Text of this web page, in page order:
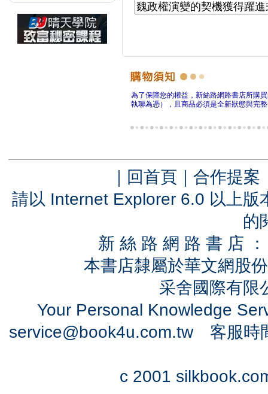
為了保障您的權益，新絲路網路書店所購
執聯為憑），且商品必須是全新狀態與完
｜ 回首頁 ｜ 合作提案
請以 Internet Explorer 6.0 以上
的
新 絲 路 網 路 書 店
本書店隸屬於華文網股
采舍國際有
Your Personal Knowledge
service@book4u.com.tw客服時
c 2001